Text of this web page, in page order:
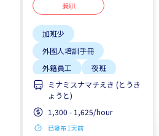
兼职
加班少
外國人培訓手冊
外籍員工
夜班
女性首選
支付交通費
晉陞
有機會被錄取全職工作
ミナミスナマチえき (とうき
ょうと)
1,300 - 1,625/hour
已發布 1天前